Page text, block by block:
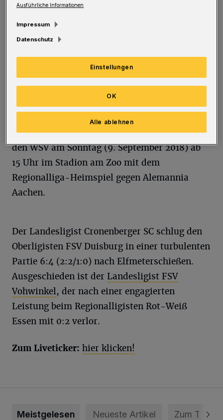
I n einer einseitigen Partie trafen Gaetano
Manno (10./35./86, Foulelfmeter) und
Christopher Kramer (14./40./88) je drei Mal
für den WSV. Kamil Bednarski netzte einmal
Foulelfmeter (58.). Hinzu kam ein Eigentor
vom Marcel Schlösser (54.). Weiter geht es für
den WSV am Sonntag (9. September 2018) ab
15 Uhr im Stadion am Zoo mit dem
Regionalliga-Heimspiel gegen Alemannia
Aachen.
Der Landesligist Cronenberger SC schlug den
Oberligisten FSV Duisburg in einer turbulenten
Partie 6:4 (2:2/1:0) nach Elfmeterschießen.
Ausgeschieden ist der Landesligist FSV
Vohwinkel, der nach einer engagierten
Leistung beim Regionalligisten Rot-Weiß
Essen mit 0:2 verlor.
Zum Liveticker: hier klicken!
Meistgelesen Neueste Artikel Zum Thema
Ausführliche Informationen
Impressum
Datenschutz
Einstellungen
Alle ablehnen
OK